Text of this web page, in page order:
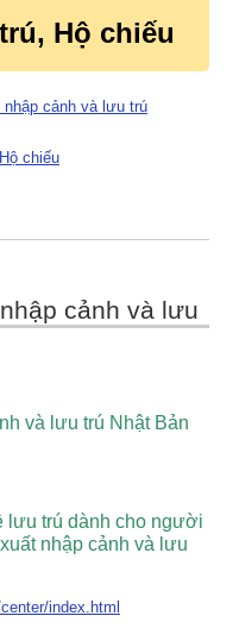
Hộ chiếu
cảnh và lưu trú
Hộ chiếu
cảnh và lưu
và lưu trú Nhật Bản
lưu trú dành cho người
nhập cảnh và lưu
index.html